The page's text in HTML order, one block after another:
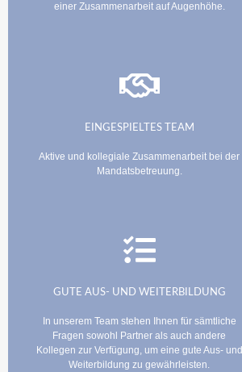
einer Zusammenarbeit auf Augenhöhe.
EINGESPIELTES TEAM
Aktive und kollegiale Zusammenarbeit bei der
Mandatsbetreuung.
GUTE AUS- UND WEITERBILDUNG
In unserem Team stehen Ihnen für sämtliche
Fragen sowohl Partner als auch andere
Kollegen zur Verfügung, um eine gute Aus- und
Weiterbildung zu gewährleisten.